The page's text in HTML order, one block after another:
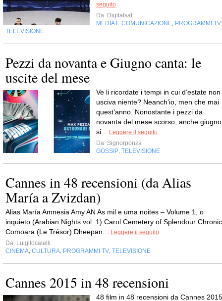
seguito
Da Digitalsat
MEDIA E COMUNICAZIONE PROGRAMMI TV
TELEVISIONE
Pezzi da novanta e Giugno canta: le
uscite del mese
Ve li ricordate i tempi in cui d’estate non
usciva niente? Neanch’io, men che mai
quest’anno. Nonostante i pezzi da
novanta del mese scorso, anche giugno
si...
Leggere il seguito
Da Signorponza
GOSSIP TELEVISIONE
Cannes in 48 recensioni (da Alias
María a Zvizdan)
Alias María Amnesia Amy AN As mil e uma noites – Volume 1, o
inquieto (Arabian Nights vol. 1) Carol Cemetery of Splendour Chronic
Comoara (Le Trésor) Dheepan...
Leggere il seguito
Da Luigilocatelli
CINEMA CULTURA PROGRAMMI TV TELEVISIONE
Cannes 2015 in 48 recensioni
48 film in 48 recensioni da Cannes